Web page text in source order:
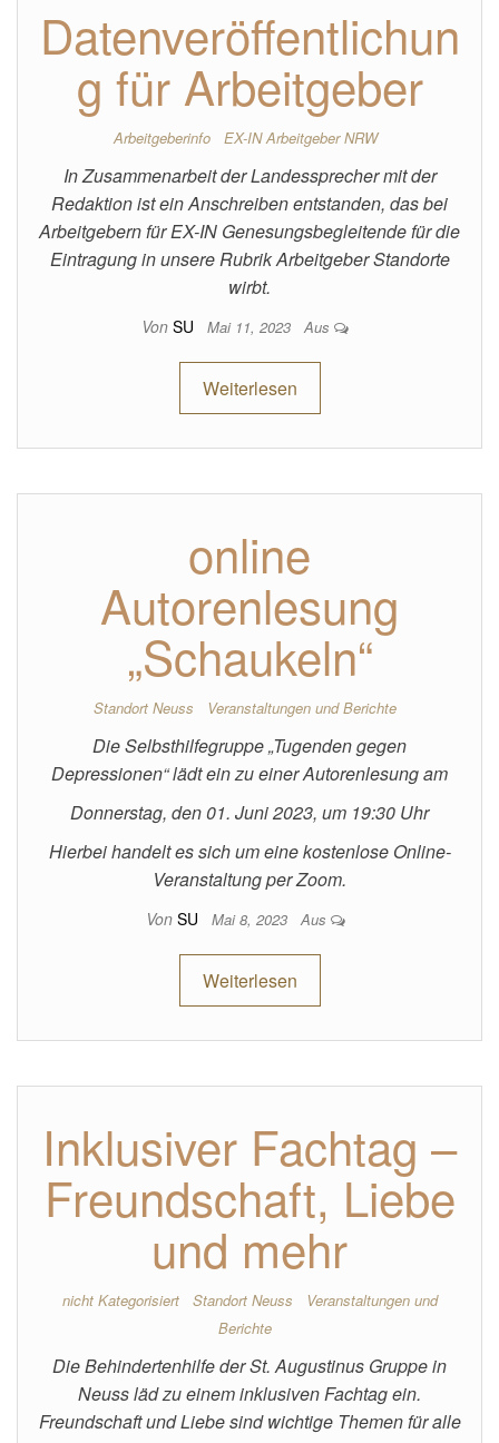
Datenveröffentlichun
g für Arbeitgeber
Arbeitgeberinfo EX-IN Arbeitgeber NRW
In Zusammenarbeit der Landessprecher mit der
Redaktion ist ein Anschreiben entstanden, das bei
Arbeitgebern für EX-IN Genesungsbegleitende für die
Eintragung in unsere Rubrik Arbeitgeber Standorte
wirbt.
Von SU Mai 11, 2023 Aus
Weiterlesen
online
Autorenlesung
„Schaukeln“
Standort Neuss Veranstaltungen und Berichte
Die Selbsthilfegruppe „Tugenden gegen
Depressionen“ lädt ein zu einer Autorenlesung am
Donnerstag, den 01. Juni 2023, um 19:30 Uhr
Hierbei handelt es sich um eine kostenlose Online-
Veranstaltung per Zoom.
Von SU Mai 8, 2023 Aus
Weiterlesen
Inklusiver Fachtag –
Freundschaft, Liebe
und mehr
nicht Kategorisiert Standort Neuss
Veranstaltungen und
Berichte
Die Behindertenhilfe der St. Augustinus Gruppe in
Neuss läd zu einem inklusiven Fachtag ein.
Freundschaft und Liebe sind wichtige Themen für alle